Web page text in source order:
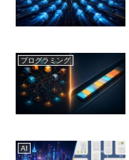
プログラミング
AI